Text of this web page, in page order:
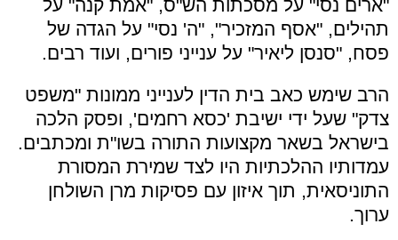
"ארים נסי" על מסכתות הש"ס, "אמת קנה" על
תהילים, "אסף המזכיר", "ה' נסי" על הגדה של
פסח, "סנסן ליאיר" על ענייני פורים, ועוד רבים.
הרב שימש כאב בית הדין לענייני ממונות "משפט
צדק" שעל ידי ישיבת 'כסא רחמים', ופסק הלכה
בישראל בשאר מקצועות התורה בשו"ת ומכתבים.
עמדותיו ההלכתיות היו לצד שמירת המסורת
התוניסאית, תוך איזון עם פסיקות מרן השולחן
ערוך.